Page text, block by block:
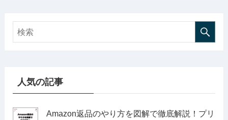
人気の記事
Amazon返品のやり方を図解で徹底解説！プリ